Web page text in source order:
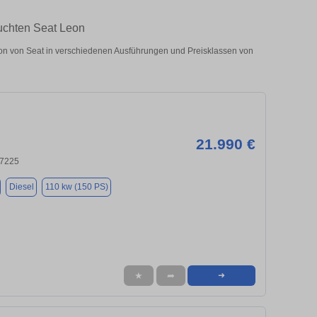
Seat Leon
von Seat in verschiedenen Ausführungen und Preisklassen von
21.990 €
Diesel 110 kw (150 PS)
★ ➦ ➜